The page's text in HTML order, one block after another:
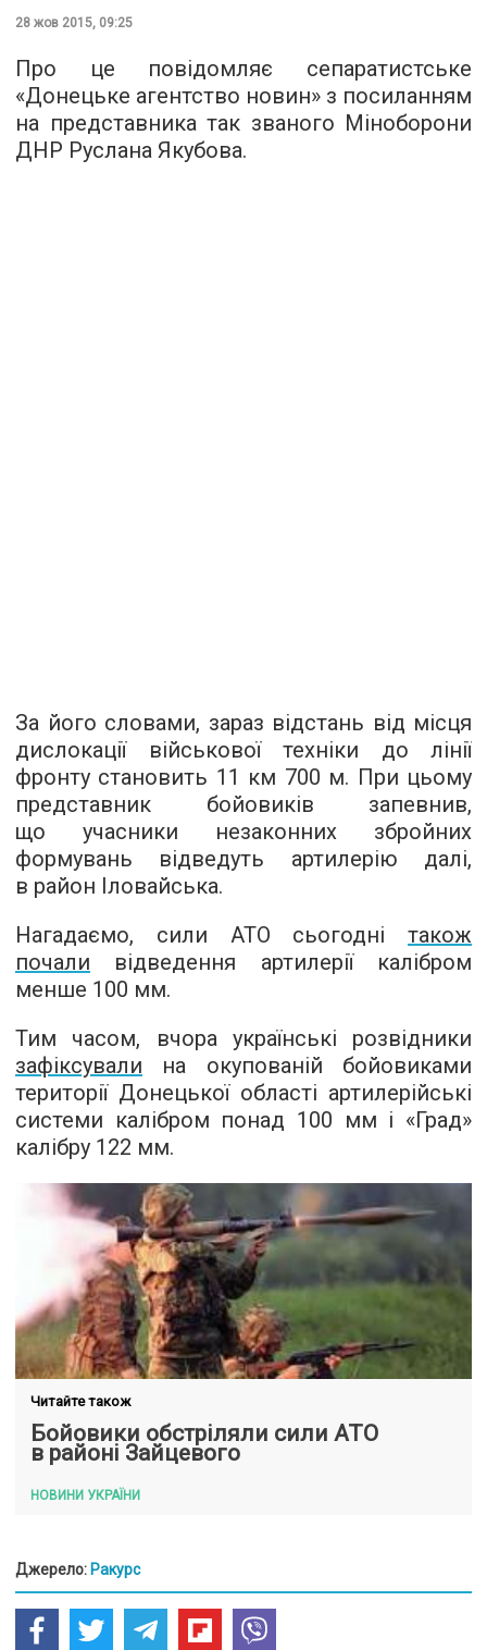
28 жов 2015, 09:25
Про це повідомляє сепаратистське
«Донецьке агентство новин» з посиланням
на представника так званого Міноборони
ДНР Руслана Якубова.
За його словами, зараз відстань від місця
дислокації військової техніки до лінії
фронту становить 11 км 700 м. При цьому
представник бойовиків запевнив,
що учасники незаконних збройних
формувань відведуть артилерію далі,
в район Іловайська.
Нагадаємо, сили АТО сьогодні також
почали відведення артилерії калібром
менше 100 мм.
Тим часом, вчора українські розвідники
зафіксували на окупованій бойовиками
території Донецької області артилерійські
системи калібром понад 100 мм і «Град»
калібру 122 мм.
Читайте також
Бойовики обстріляли сили АТО
в районі Зайцевого
НОВИНИ УКРАЇНИ
Джерело: Ракурс